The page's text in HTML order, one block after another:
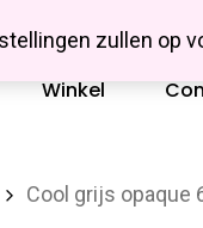
zullen op
Winkel
Cool grijs opaque